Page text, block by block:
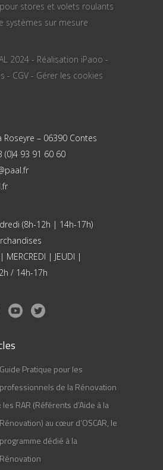
stores et volets roulants
systèmes sur mesure
2024 - Réalisation iPaoo -
- CGV - Gérer les cookies
– 06390 Contes
(0)4 93 91 60 60
(8h-12h | 14h-17h)
MERCREDI | JEUDI |
/ 14h-17h
Guide Pratique pour les
professionnels de la Rénovation
: les RAR (Référents d’Aide à la
Rénovation) au cœur d’OSCAR, le
programme dédié à la
Rénovation